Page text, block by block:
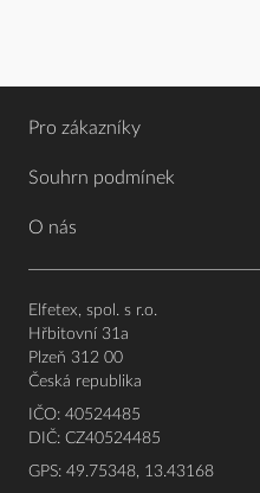
Pro zákazníky
Souhrn podmínek
O nás
Elfetex, spol. s r.o.
Hřbitovní 31a
Plzeň 312 00
Česká republika
IČO: 40524485
DIČ: CZ40524485
GPS: 49.75348, 13.43168